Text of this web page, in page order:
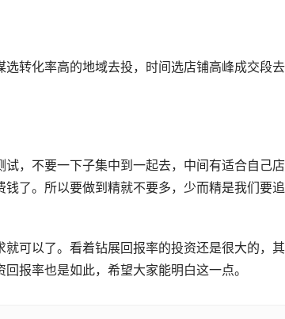
转化率高的地域去投，时间选店铺高峰成交段
，不要一下子集中到一起去，中间有适合自己
了。所以要做到精就不要多，少而精是我们要
可以了。看着钻展回报率的投资还是很大的，
报率也是如此，希望大家能明白这一点。